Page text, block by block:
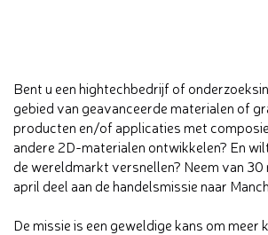
Bent u een hightechbedrijf of
gebied van geavanceerde materialen of
producten en/of applicaties met
andere 2D-materialen ontwikkelen? En
de wereldmarkt versnellen? Neem van 30
april deel aan de handelsmissie naar
De missie is een geweldige kans om meer